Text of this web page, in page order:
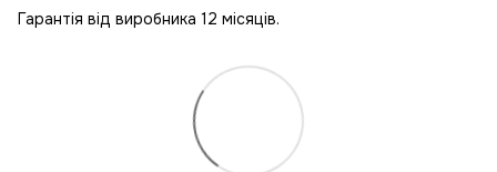
Гарантія від виробника 12 місяців.